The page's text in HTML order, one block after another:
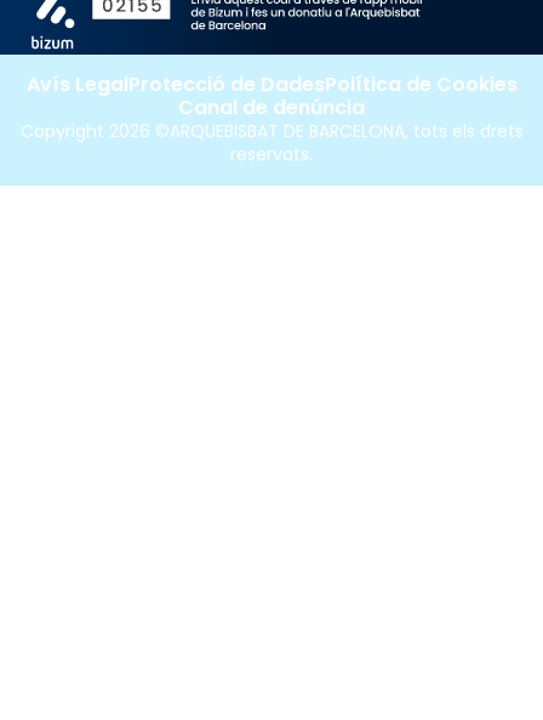
Copyright 2026 ©ARQUEBISBAT DE BARCELONA, tots els drets
reservats.
Avís LegalProtecció de DadesPolítica de Cookies
Canal de denúncia